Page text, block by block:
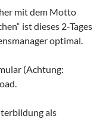
mit dem Motto
ist dieses 2-Tages
optimal.
(Achtung:
als